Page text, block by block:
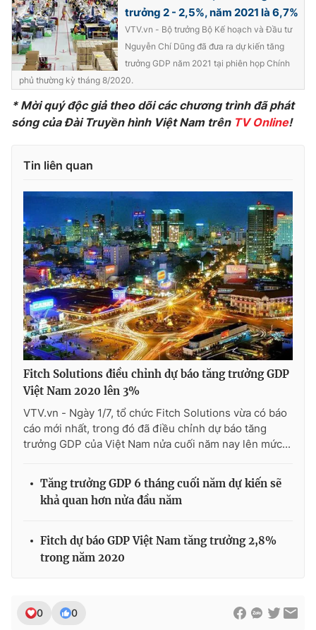
trưởng 2 - 2,5%, năm 2021 là 6,7%
VTV.vn - Bộ trưởng Bộ Kế hoạch và Đầu tư
Nguyễn Chí Dũng đã đưa ra dự kiến tăng
trưởng GDP năm 2021 tại phiên họp Chính
phủ thường kỳ tháng 8/2020.
* Mời quý độc giả theo dõi các chương trình đã phát
sóng của Đài Truyền hình Việt Nam trên TV Online!
Tin liên quan
Fitch Solutions điều chỉnh dự báo tăng trưởng GDP
Việt Nam 2020 lên 3%
VTV.vn - Ngày 1/7, tổ chức Fitch Solutions vừa có báo
cáo mới nhất, trong đó đã điều chỉnh dự báo tăng
trưởng GDP của Việt Nam nửa cuối năm nay lên mức...
Tăng trưởng GDP 6 tháng cuối năm dự kiến sẽ
khả quan hơn nửa đầu năm
Fitch dự báo GDP Việt Nam tăng trưởng 2,8%
trong năm 2020
0 0